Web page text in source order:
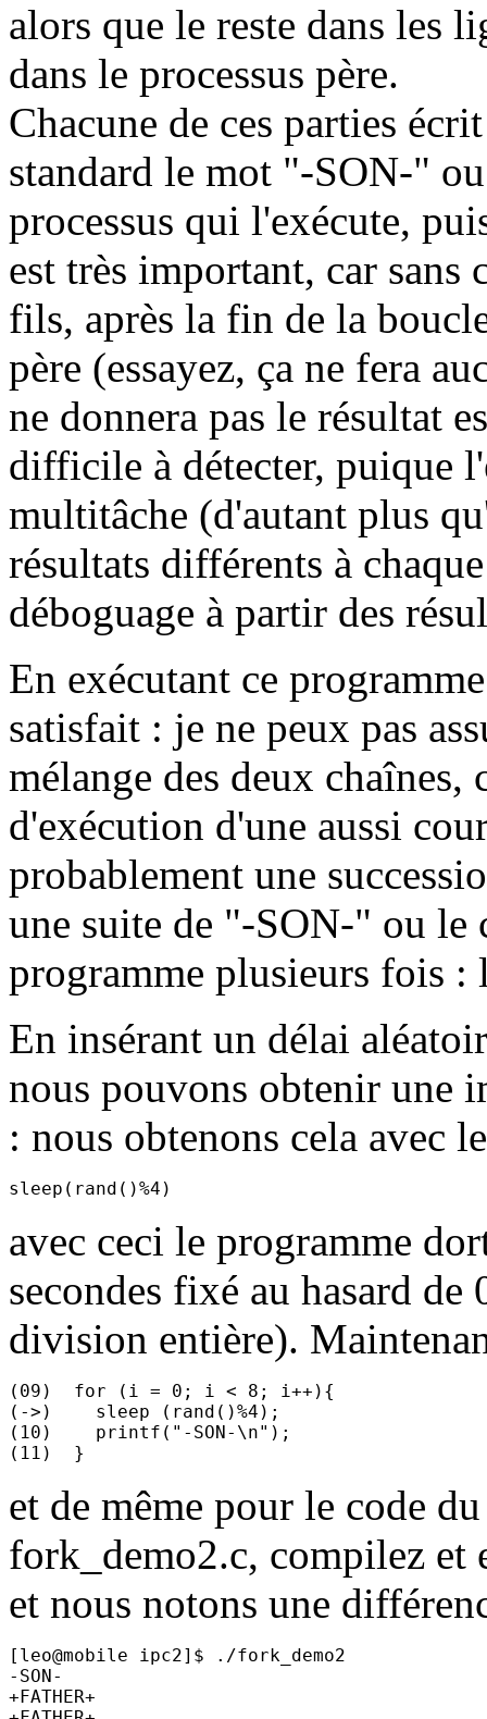
alors que le reste dans les
dans le processus père.
Chacune de ces parties
standard le mot "-SON-"
processus qui l'exécute,
est très important, car sans
fils, après la fin de la
père (essayez, ça ne fera
ne donnera pas le résultat
difficile à détecter, puique
multitâche (d'autant plus
résultats différents à
déboguage à partir des
En exécutant ce
satisfait : je ne peux pas
mélange des deux chaînes,
d'exécution d'une aussi
probablement une
une suite de "-SON-" ou le
programme plusieurs fois :
En insérant un délai
nous pouvons obtenir une
: nous obtenons cela avec
avec ceci le programme
secondes fixé au hasard
division entière).
(09)  for (i = 0; i < 8; i++){
(->)    sleep (rand()%4);
(10)    printf("-SON-\n");
et de même pour le code
fork_demo2.c, compilez et
et nous notons une
[leo@mobile ipc2]$ ./fork_demo2
-SON-
+FATHER+